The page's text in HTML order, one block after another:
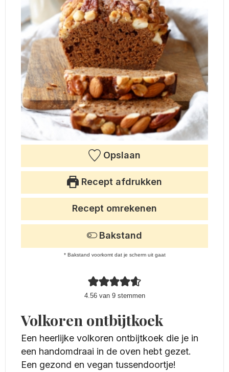
Opslaan
Recept afdrukken
4.56van 9stemmen
Recept omrekenen
Bakstand
* Bakstand voorkomt dat je scherm uit gaat
Volkoren ontbijtkoek
Een heerlijke volkoren ontbijtkoek die je in
een handomdraai in de oven hebt gezet.
Een gezond en vegan tussendoortje!